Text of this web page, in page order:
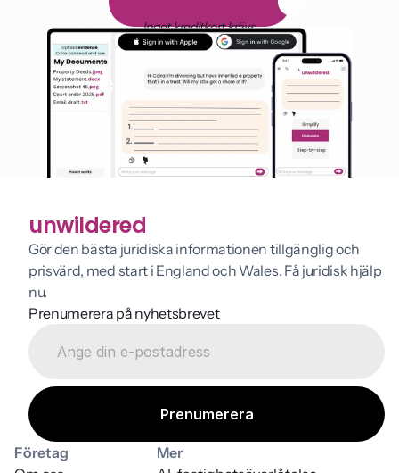
a
Inget kreditkort krävs
unwildered
Gör den bästa juridiska informationen tillgänglig och
prisvärd, med start i England och Wales. Få juridisk hjälp
nu.
Prenumerera på nyhetsbrevet
Företag
Mer